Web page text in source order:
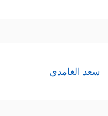
سعد الغامدي